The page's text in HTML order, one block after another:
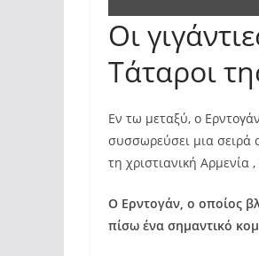
Οι
Τάταροι
Εν τω μεταξύ, ο
συσσωρεύσει μια σειρά
τη χριστιανική
Ο Ερντογάν, ο οποίος
πίσω ένα σημαντικό